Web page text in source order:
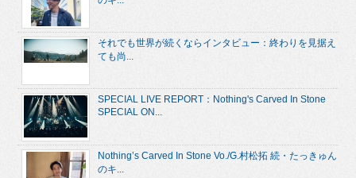
それでも世界が続くならインタビュー：終わりを見据え
ても尚...
SPECIAL LIVE REPORT：Nothing's Carved In Stone
SPECIAL ON...
Nothing’s Carved In Stone Vo./G.村松拓 続・たっきゅん
のキ...